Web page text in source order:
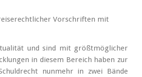
Vorschriften mit
und sind mit größtmöglicher
in diesem Bereich haben zur
nunmehr in zwei Bände